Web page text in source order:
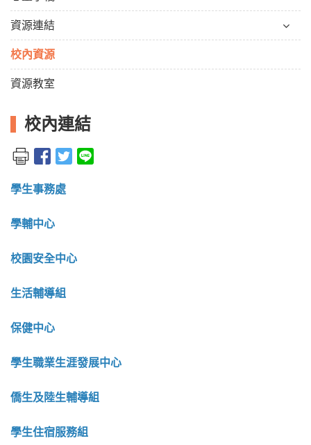
資源連結
校內資源
資源教室
校內連結
學生事務處
學輔中心
校園安全中心
生活輔導組
保健中心
學生職業生涯發展中心
僑生及陸生輔導組
學生住宿服務組